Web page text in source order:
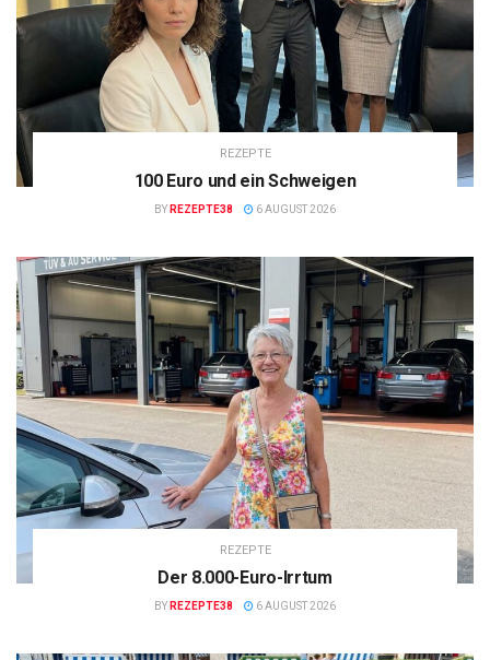
REZEPTE
100 Euro und ein Schweigen
BY REZEPTE38 6 AUGUST 2026
REZEPTE
Der 8.000-Euro-Irrtum
BY REZEPTE38 6 AUGUST 2026